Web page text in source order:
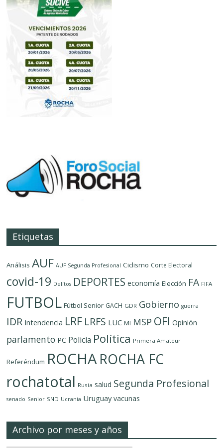
Etiquetas
Análisis AUF AUF Segunda Profesional Ciclismo Corte Electoral
covid-19 Delítos DEPORTES economía Elección FA FIFA
FUTBOL Fútbol Senior GACH GDR Gobierno guerra
IDR Intendencia LRF LRFS LUC MI MSP OFI Opinión
parlamento PC Policía Política Primera Amateur
Referéndum ROCHAROCHA FC
rochatotal Rusia salud Segunda Profesional
senado Senior SND Ucrania Uruguay vacunas
Archivo por meses y años